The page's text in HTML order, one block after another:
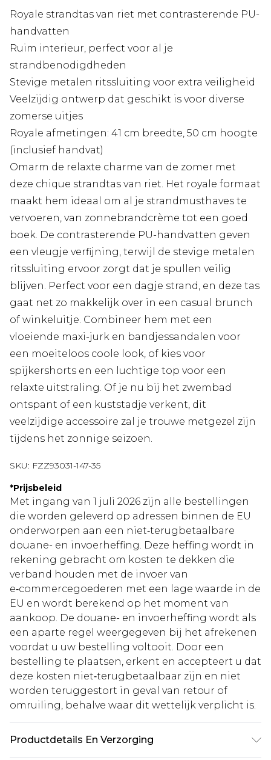
Royale strandtas van riet met contrasterende PU-
handvatten
Ruim interieur, perfect voor al je
strandbenodigdheden
Stevige metalen ritssluiting voor extra veiligheid
Veelzijdig ontwerp dat geschikt is voor diverse
zomerse uitjes
Royale afmetingen: 41 cm breedte, 50 cm hoogte
(inclusief handvat)
Omarm de relaxte charme van de zomer met
deze chique strandtas van riet. Het royale formaat
maakt hem ideaal om al je strandmusthaves te
vervoeren, van zonnebrandcrème tot een goed
boek. De contrasterende PU-handvatten geven
een vleugje verfijning, terwijl de stevige metalen
ritssluiting ervoor zorgt dat je spullen veilig
blijven. Perfect voor een dagje strand, en deze tas
gaat net zo makkelijk over in een casual brunch
of winkeluitje. Combineer hem met een
vloeiende maxi-jurk en bandjessandalen voor
een moeiteloos coole look, of kies voor
spijkershorts en een luchtige top voor een
relaxte uitstraling. Of je nu bij het zwembad
ontspant of een kuststadje verkent, dit
veelzijdige accessoire zal je trouwe metgezel zijn
tijdens het zonnige seizoen.
SKU: FZZ93031-147-35
*Prijsbeleid
Met ingang van 1 juli 2026 zijn alle bestellingen
die worden geleverd op adressen binnen de EU
onderworpen aan een niet‑terugbetaalbare
douane- en invoerheffing. Deze heffing wordt in
rekening gebracht om kosten te dekken die
verband houden met de invoer van
e‑commercegoederen met een lage waarde in de
EU en wordt berekend op het moment van
aankoop. De douane- en invoerheffing wordt als
een aparte regel weergegeven bij het afrekenen
voordat u uw bestelling voltooit. Door een
bestelling te plaatsen, erkent en accepteert u dat
deze kosten niet‑terugbetaalbaar zijn en niet
worden teruggestort in geval van retour of
omruiling, behalve waar dit wettelijk verplicht is.
Productdetails En Verzorging